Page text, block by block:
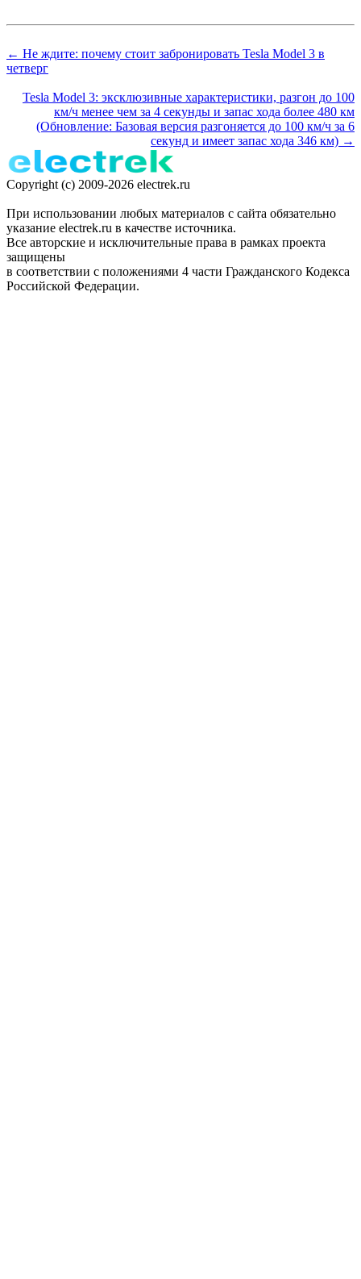
← Не ждите: почему стоит забронировать Tesla Model 3 в
четверг
Tesla Model 3: эксклюзивные характеристики, разгон до 100
км/ч менее чем за 4 секунды и запас хода более 480 км
(Обновление: Базовая версия разгоняется до 100 км/ч за 6
секунд и имеет запас хода 346 км) →
Copyright (c) 2009-2026 electrek.ru
При использовании любых материалов с сайта обязательно
указание electrek.ru в качестве источника.
Все авторские и исключительные права в рамках проекта
защищены
в соответствии с положениями 4 части Гражданского Кодекса
Российской Федерации.